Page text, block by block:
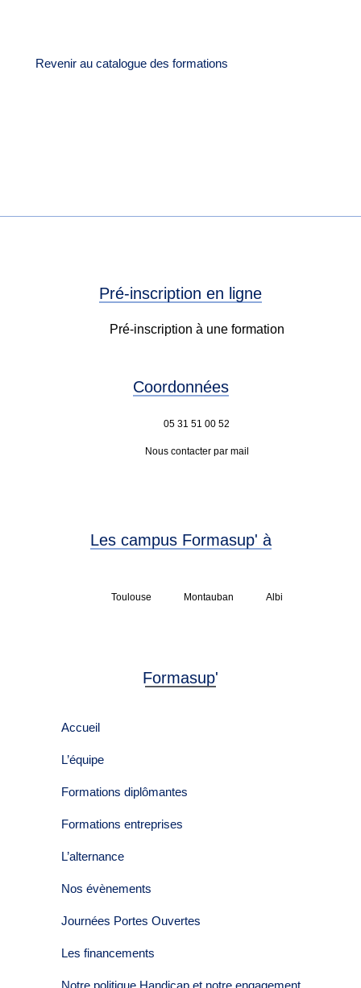
Revenir au catalogue des formations
Formasup'
Accueil
L’équipe
Formations diplômantes
Formations entreprises
L’alternance
Nos évènements
Journées Portes Ouvertes
Les financements
Pré-inscription en ligne
Pré-inscription à une formation
Coordonnées
05 31 51 00 52
Nous contacter par mail
Les campus Formasup' à
Toulouse Montauban Albi